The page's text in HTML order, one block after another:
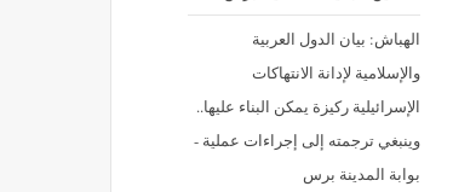
الهباش: بيان الدول العربية
والإسلامية لإدانة الانتهاكات
الإسرائيلية ركيزة يمكن البناء عليها..
وينبغي ترجمته إلى إجراءات عملية -
بوابة المدينة برس